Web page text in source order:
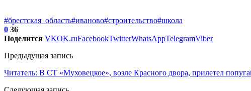
#брестская_область#иваново#строительство#школа
0 36
Поделится VKOK.ruFacebookTwitterWhatsAppTelegramViber
Предыдущая запись
Читатель: В СТ «Муховецкое», возле Красного двора, прилетел